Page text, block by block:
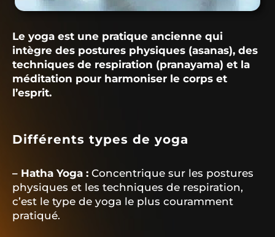
Le yoga est une pratique ancienne qui
intègre des postures physiques (asanas), des
techniques de respiration (pranayama) et la
méditation pour harmoniser le corps et
l’esprit.
Différents types de yoga
– Hatha Yoga : Concentrique sur les postures
physiques et les techniques de respiration,
c’est le type de yoga le plus couramment
pratiqué.